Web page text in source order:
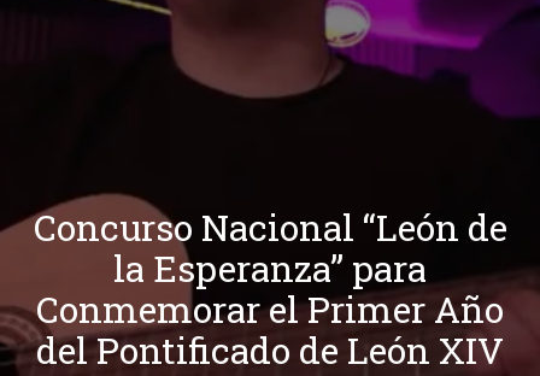
Concurso Nacional “León de
la Esperanza” para
Conmemorar el Primer Año
del Pontificado de León XIV